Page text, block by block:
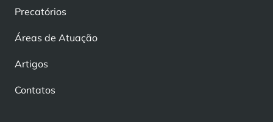
Precatórios
Áreas de Atuação
Artigos
Contatos